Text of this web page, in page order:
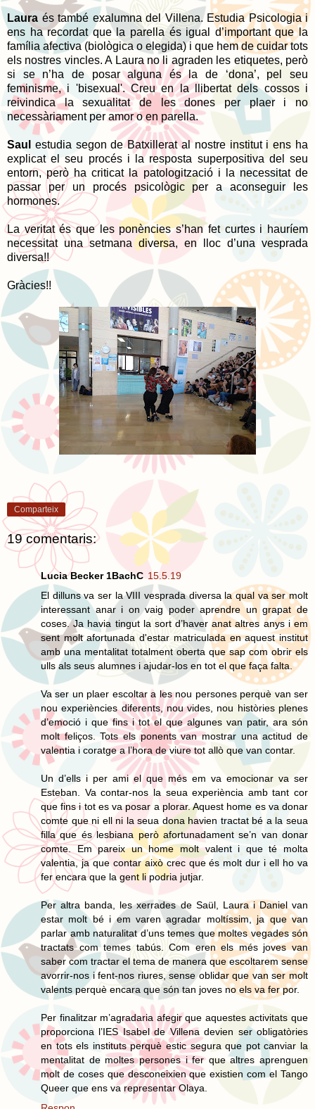
Laura és també exalumna del Villena. Estudia Psicologia i
ens ha recordat que la parella és igual d’important que la
família afectiva (biològica o elegida) i que hem de cuidar tots
els nostres vincles. A Laura no li agraden les etiquetes, però
si se n’ha de posar alguna és la de ‘dona’, pel seu
feminisme, i 'bisexual'. Creu en la llibertat dels cossos i
reivindica la sexualitat de les dones per plaer i no
necessàriament per amor o en parella.
Saul estudia segon de Batxillerat al nostre institut i ens ha
explicat el seu procés i la resposta superpositiva del seu
entorn, però ha criticat la patologització i la necessitat de
passar per un procés psicològic per a aconseguir les
hormones.
La veritat és que les ponències s’han fet curtes i hauríem
necessitat una setmana diversa, en lloc d’una vesprada
diversa!!
Gràcies!!
Comparteix
19 comentaris:
Lucia Becker 1BachC 15.5.19
El dilluns va ser la VIII vesprada diversa la qual va ser molt
interessant anar i on vaig poder aprendre un grapat de
coses. Ja havia tingut la sort d’haver anat altres anys i em
sent molt afortunada d'estar matriculada en aquest institut
amb una mentalitat totalment oberta que sap com obrir els
ulls als seus alumnes i ajudar-los en tot el que faça falta.
Va ser un plaer escoltar a les nou persones perquè van ser
nou experiències diferents, nou vides, nou històries plenes
d’emoció i que fins i tot el que algunes van patir, ara són
molt feliços. Tots els ponents van mostrar una actitud de
valentia i coratge a l’hora de viure tot allò que van contar.
Un d’ells i per ami el que més em va emocionar va ser
Esteban. Va contar-nos la seua experiència amb tant cor
que fins i tot es va posar a plorar. Aquest home es va donar
comte que ni ell ni la seua dona havien tractat bé a la seua
filla que és lesbiana però afortunadament se’n van donar
comte. Em pareix un home molt valent i que té molta
valentia, ja que contar això crec que és molt dur i ell ho va
fer encara que la gent li podria jutjar.
Per altra banda, les xerrades de Saül, Laura i Daniel van
estar molt bé i em varen agradar moltíssim, ja que van
parlar amb naturalitat d’uns temes que moltes vegades són
tractats com temes tabús. Com eren els més joves van
saber com tractar el tema de manera que escoltarem sense
avorrir-nos i fent-nos riures, sense oblidar que van ser molt
valents perquè encara que són tan joves no els va fer por.
Per finalitzar m’agradaria afegir que aquestes activitats que
proporciona l’IES Isabel de Villena devien ser obligatòries
en tots els instituts perquè estic segura que pot canviar la
mentalitat de moltes persones i fer que altres aprenguen
molt de coses que desconeixien que existien com el Tango
Queer que ens va representar Olaya.